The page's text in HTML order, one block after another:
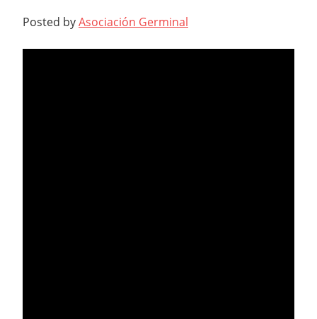
Posted byAsociación Germinal